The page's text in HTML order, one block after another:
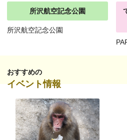
所沢航空記念公園
所沢航空記念公園
おすすめの
イベント情報